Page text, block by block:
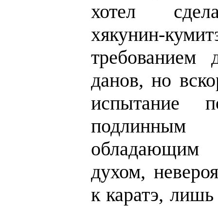
хотел
хякунин-
требованием
данов, но
испытание
духом,
к каратэ,